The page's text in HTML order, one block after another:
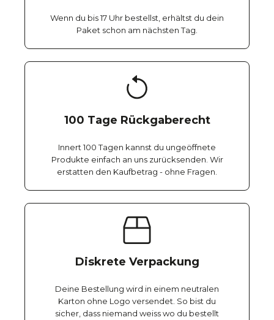
Wenn du bis 17 Uhr bestellst, erhältst du dein
Paket schon am nächsten Tag.
100 Tage Rückgaberecht
Innert 100 Tagen kannst du ungeöffnete
Produkte einfach an uns zurücksenden. Wir
erstatten den Kaufbetrag - ohne Fragen.
Diskrete Verpackung
Deine Bestellung wird in einem neutralen
Karton ohne Logo versendet. So bist du
sicher, dass niemand weiss wo du bestellt